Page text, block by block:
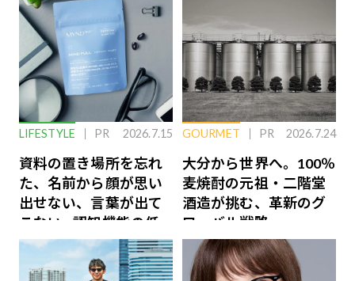
LIFESTYLE PR 2026.7.15
資料の置き場所を忘れ
た、名前から顔が思い
出せない、言葉が出て
こない…認知機能の低
下を救う、脳のインナ
ーケアとは
GOURMET PR 2026.7.24
大分から世界へ。100％
麦焼酎の元祖・二階堂
酒造が挑む、革新のグ
ローバル戦略